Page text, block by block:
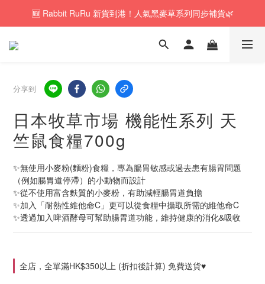
🚚訂單折實$350以上即可享本地包郵📦
🆕 Rabbit RuRu 新貨到港！人氣黑麥草系列同步補貨🌿
🎁「免費試食專區」｜主糧・牧草・小食先試後買✨
分享到
日本牧草市場 機能性系列 天
竺鼠食糧700g
✨無使用小麥粉(麵粉)食糧，專為腸胃敏感或過去患有腸胃問題
（例如腸胃道停滯）的小動物而設計
✨從不使用富含麩質的小麥粉，有助減輕腸胃道負擔
✨加入「耐熱性維他命C」更可以從食糧中攝取所需的維他命C
✨透過加入啤酒酵母可幫助腸胃道功能，維持健康的消化&吸收
全店，全單滿HK$350以上 (折扣後計算) 免費送貨♥